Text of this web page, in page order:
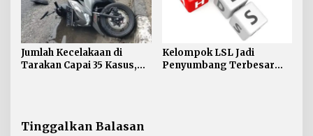
Jumlah Kecelakaan di
Tarakan Capai 35 Kasus,
Kelompok LSL Jadi
Penyumbang Terbesar
Tinggalkan Balasan